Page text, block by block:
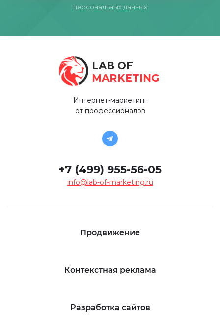
персональных данных
LAB OF
MARKETING
Интернет-маркетинг
от профессионалов
+7 (499) 955-56-05
info@lab-of-marketing.ru
Продвижение
Контекстная реклама
Разработка сайтов